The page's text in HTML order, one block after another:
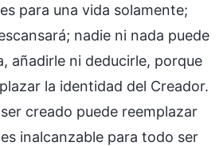
para una vida solamente;
nadie ni nada puede
añadirle ni deducirle, porque
la identidad del Creador.
creado puede reemplazar
inalcanzable para todo ser